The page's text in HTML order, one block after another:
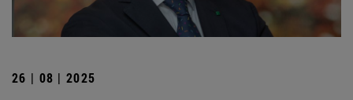
26 | 08 | 2025